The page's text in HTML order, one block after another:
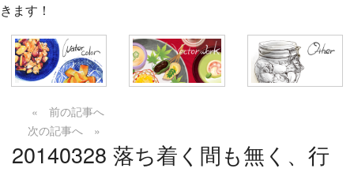
きます！
« 前の記事へ
次の記事へ »
20140328 落ち着く間も無く、行